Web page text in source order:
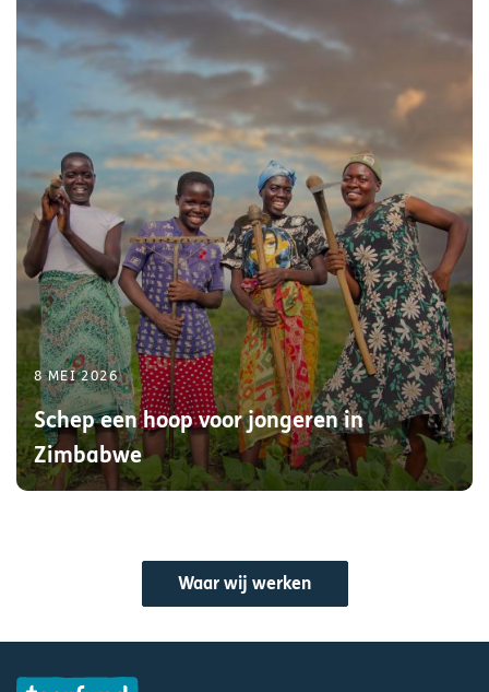
8 MEI 2026
Schep een hoop voor jongeren in
Zimbabwe
Waar wij werken